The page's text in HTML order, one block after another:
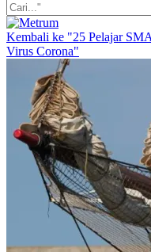
Kembali ke "25 Pelajar
Virus Corona"